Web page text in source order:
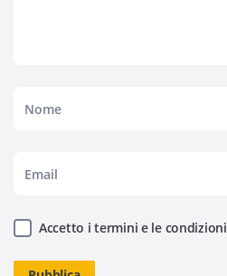
Accetto i termini e le condizioni